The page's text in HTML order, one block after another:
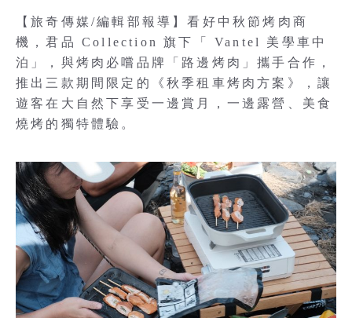
【旅奇傳媒/編輯部報導】看好中秋節烤肉商
機，君品 Collection 旗下「 Vantel 美學車中
泊」，與烤肉必嚐品牌「路邊烤肉」攜手合作，
推出三款期間限定的《秋季租車烤肉方案》，讓
遊客在大自然下享受一邊賞月，一邊露營、美食
燒烤的獨特體驗。